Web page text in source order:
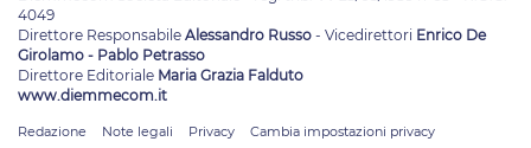
4049
Direttore Responsabile Alessandro Russo - Vicedirettori Enrico De
Girolamo - Pablo Petrasso
Direttore Editoriale Maria Grazia Falduto
www.diemmecom.it
Redazione Note legali Privacy Cambia impostazioni privacy